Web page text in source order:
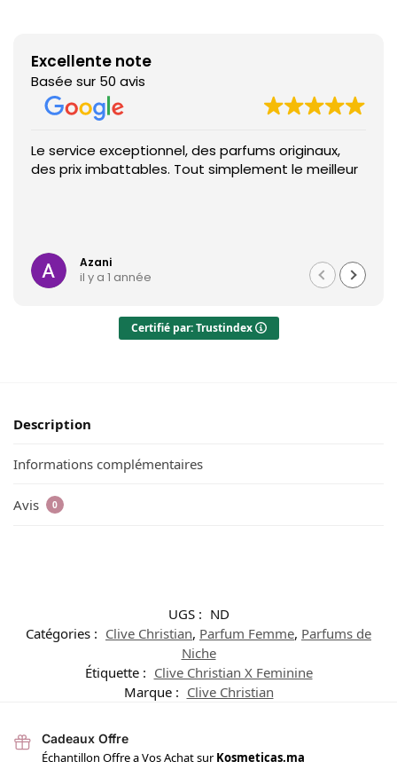
Excellente note
Basée sur 50 avis
Le service exceptionnel, des parfums originaux,
des prix imbattables. Tout simplement le meilleur
Azani
il y a 1 année
Certifié par: Trustindex
Description
Informations complémentaires
Avis 0
UGS : ND
Catégories : Clive Christian, Parfum Femme, Parfums de
Niche
Étiquette : Clive Christian X Feminine
Marque : Clive Christian
Cadeaux Offre
Échantillon Offre a Vos Achat surKosmeticas.ma